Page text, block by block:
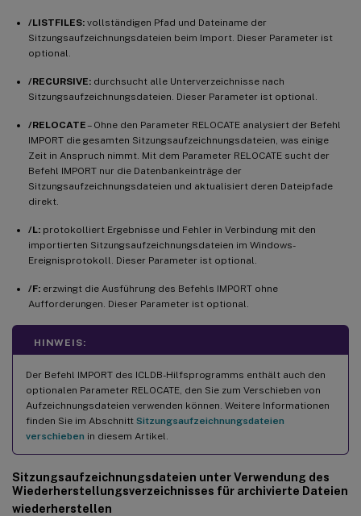
/LISTFILES: vollständigen Pfad und Dateiname der
Sitzungsaufzeichnungsdateien beim Import. Dieser Parameter ist
optional.
/RECURSIVE: durchsucht alle Unterverzeichnisse nach
Sitzungsaufzeichnungsdateien. Dieser Parameter ist optional.
/RELOCATE– Ohne den Parameter RELOCATE analysiert der Befehl
IMPORT die gesamten Sitzungsaufzeichnungsdateien, was einige
Zeit in Anspruch nimmt. Mit dem Parameter RELOCATE sucht der
Befehl IMPORT nur die Datenbankeinträge der
Sitzungsaufzeichnungsdateien und aktualisiert deren Dateipfade
direkt.
/L: protokolliert Ergebnisse und Fehler in Verbindung mit den
importierten Sitzungsaufzeichnungsdateien im Windows-
Ereignisprotokoll. Dieser Parameter ist optional.
/F: erzwingt die Ausführung des Befehls IMPORT ohne
Aufforderungen. Dieser Parameter ist optional.
HINWEIS:
Der Befehl IMPORT des ICLDB-Hilfsprogramms enthält auch den
optionalen Parameter RELOCATE, den Sie zum Verschieben von
Aufzeichnungsdateien verwenden können. Weitere Informationen
finden Sie im Abschnitt Sitzungsaufzeichnungsdateien
verschieben in diesem Artikel.
Sitzungsaufzeichnungsdateien unter Verwendung des
Wiederherstellungsverzeichnisses für archivierte Dateien
wiederherstellen